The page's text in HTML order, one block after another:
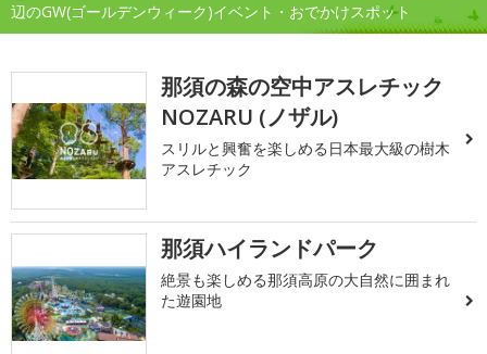
辺のGW(ゴールデンウィーク)イベント・おでかけスポット
那須の森の空中アスレチック
NOZARU (ノザル)
スリルと興奮を楽しめる日本最大級の樹木
アスレチック
那須ハイランドパーク
絶景も楽しめる那須高原の大自然に囲まれ
た遊園地